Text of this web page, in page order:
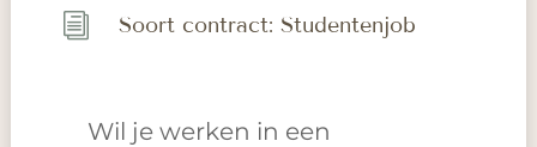
i Soort contract: Studentenjob
Wil je werken in een